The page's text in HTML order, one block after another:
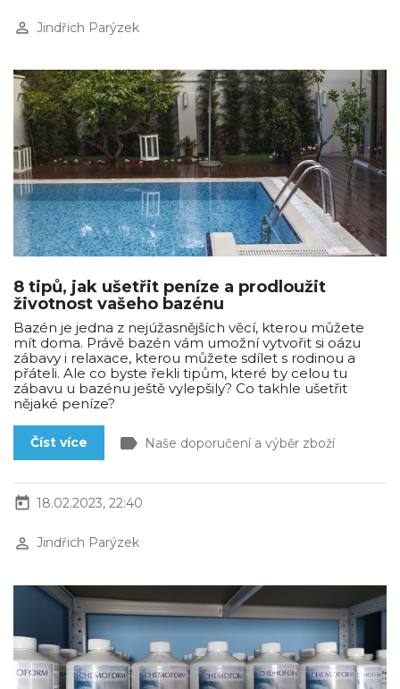
perm_identity Jindřich Parýzek
8 tipů, jak ušetřit peníze a prodloužit
životnost vašeho bazénu
Bazén je jedna z nejúžasnějších věcí, kterou můžete
mít doma. Právě bazén vám umožní vytvořit si oázu
zábavy i relaxace, kterou můžete sdílet s rodinou a
přáteli. Ale co byste řekli tipům, které by celou tu
zábavu u bazénu ještě vylepšily? Co takhle ušetřit
nějaké peníze?
Číst více label Naše doporučení a výběr zboží
today 18.02.2023, 22:40
perm_identity Jindřich Parýzek